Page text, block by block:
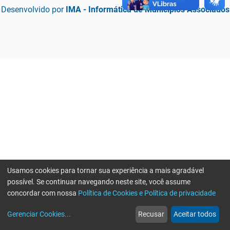
Desenvolvido por IMA - Informática de Municípios Associados
web
Notícias
more_horiz
Mais
Usamos cookies para tornar sua experiência a mais agradável
possível. Se continuar navegando neste site, você assume
concordar com nossa Política de Cookies e Política de privacidade
Gerenciar Cookies... Recusar Aceitar todos
Erro ao enviar informações, por favor tente novamente